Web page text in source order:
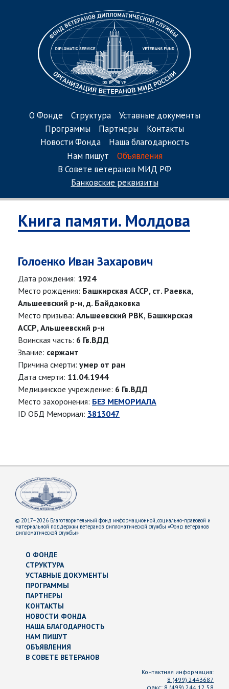
О Фонде Структура
Уставные документы
Программы
Партнеры
Контакты
Новости Фонда
Наша благодарность
Нам пишут
Объявления
В Совете ветеранов МИД РФ
Банковские реквизиты
Книга памяти. Молдова
Голоенко Иван Захарович
Дата рождения: 1924
Место рождения: Башкирская АССР, ст. Раевка,
Альшеевский р-н, д. Байдаковка
Место призыва: Альшеевский РВК, Башкирская
АССР, Альшеевский р-н
Воинская часть: 6 Гв.ВДД
Звание: сержант
Причина смерти: умер от ран
Дата смерти: 11.04.1944
Медицинское учреждение: 6 Гв.ВДД
Место захоронения: БЕЗ МЕМОРИАЛА
ID ОБД Мемориал: 3813047
© 2017–2026 Благотворительный фонд информационной, социально-правовой и
материальной поддержки ветеранов дипломатической службы «Фонд ветеранов
дипломатической службы»
О ФОНДЕ
СТРУКТУРА
УСТАВНЫЕ ДОКУМЕНТЫ
ПРОГРАММЫ
ПАРТНЕРЫ
КОНТАКТЫ
НОВОСТИ ФОНДА
НАША БЛАГОДАРНОСТЬ
НАМ ПИШУТ
ОБЪЯВЛЕНИЯ
В СОВЕТЕ ВЕТЕРАНОВ
Контактная информация:
8 (499) 2443687
факс: 8 (499) 244 12 58